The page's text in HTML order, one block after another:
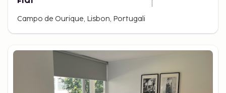
Campo de Ourique, Lisbon, Portugali